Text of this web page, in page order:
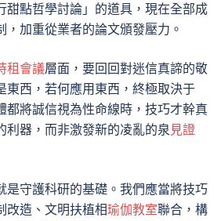
甜點哲學討論」的道具，現在全部成
，加重從業者的論文頒發壓力。
租會議層面，要回回對迷信真諦的敬
東西，若何應用東西，終極取決于
都將誠信視為性命線時，技巧才幹真
利器，而非激發新的凌亂的泉 見證
是守護科研的基礎。我們應當將技巧
改造、文明扶植相瑜伽教室聯合，構